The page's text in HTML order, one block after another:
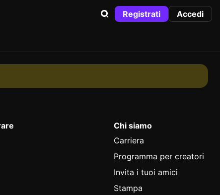
Registrati Accedi
Chi siamo
Carriera
Programma per creatori
Invita i tuoi amici
Stampa